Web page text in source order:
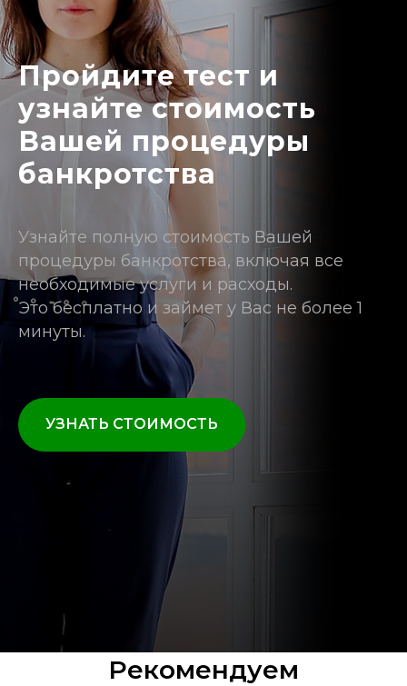
Пройдите тест и
узнайте стоимость
Вашей процедуры
банкротства
Узнайте полную стоимость Вашей
процедуры банкротства, включая все
необходимые услуги и расходы.
Это бесплатно и займет у Вас не более 1
минуты.
УЗНАТЬ СТОИМОСТЬ
Рекомендуем